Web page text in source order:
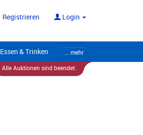
Registrieren Login
Essen & Trinken
... mehr
Alle Auktionen sind beendet.